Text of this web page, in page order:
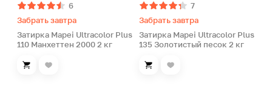
6
Забрать завтра
Затирка Mapei Ultracolor Plus
110 Манхеттен 2000 2 кг
7
Забрать завтра
Затирка Mapei Ultracolor Plus
135 Золотистый песок 2 кг